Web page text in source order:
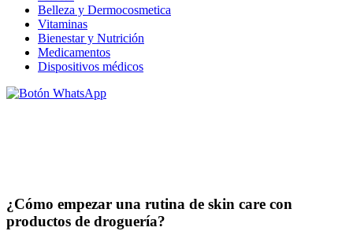
Belleza y Dermocosmetica
Vitaminas
Bienestar y Nutrición
Medicamentos
Dispositivos médicos
¿Cómo empezar una rutina de skin care con
productos de droguería?